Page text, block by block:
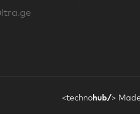
<technohub/>